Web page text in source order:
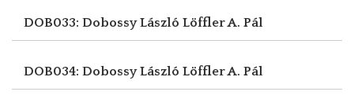
DOB033: Dobossy László Löffler A. Pál
DOB034: Dobossy László Löffler A. Pál